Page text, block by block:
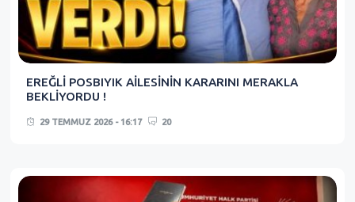
EREĞLİ POSBIYIK AİLESİNİN KARARINI MERAKLA
BEKLİYORDU !
29 TEMMUZ 2026 - 16:17 20